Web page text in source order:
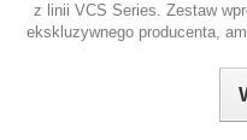
z linii VCS Series. Zestaw
ekskluzywnego producenta,